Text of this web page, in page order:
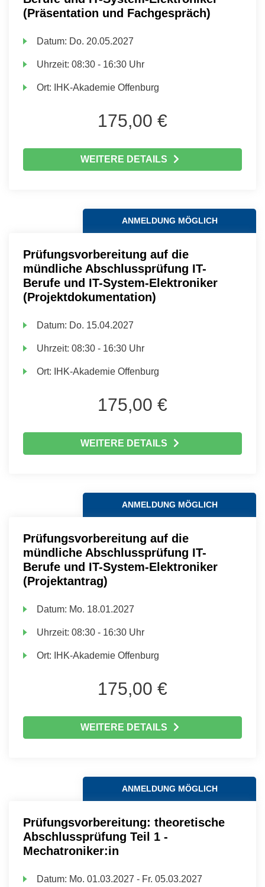
(Präsentation und Fachgespräch)
Datum: Do. 20.05.2027
Uhrzeit:08:30 - 16:30 Uhr
Ort: IHK-Akademie Offenburg
175,00 €
WEITERE DETAILS
ANMELDUNG MÖGLICH
Prüfungsvorbereitung auf die
mündliche Abschlussprüfung IT-
Berufe und IT-System-Elektroniker
(Projektdokumentation)
Datum: Do. 15.04.2027
Uhrzeit:08:30 - 16:30 Uhr
Ort: IHK-Akademie Offenburg
175,00 €
WEITERE DETAILS
ANMELDUNG MÖGLICH
Prüfungsvorbereitung auf die
mündliche Abschlussprüfung IT-
Berufe und IT-System-Elektroniker
(Projektantrag)
Datum: Mo. 18.01.2027
Uhrzeit:08:30 - 16:30 Uhr
Ort: IHK-Akademie Offenburg
175,00 €
WEITERE DETAILS
ANMELDUNG MÖGLICH
Prüfungsvorbereitung: theoretische
Abschlussprüfung Teil 1 -
Mechatroniker:in
Datum: Mo. 01.03.2027 - Fr. 05.03.2027